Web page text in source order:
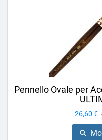
Pennello Ovale per
Prezzo
26,60 €
